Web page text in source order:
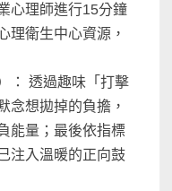
心理師進行15分鐘
理衛生中心資源，
： 透過趣味「打擊
念想拋掉的負擔，
能量；最後依指標
注入溫暖的正向鼓